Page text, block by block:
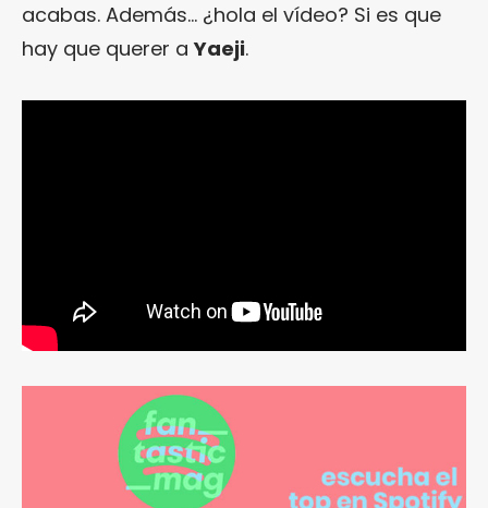
acabas. Además… ¿hola el vídeo? Si es que
hay que querer aYaeji.